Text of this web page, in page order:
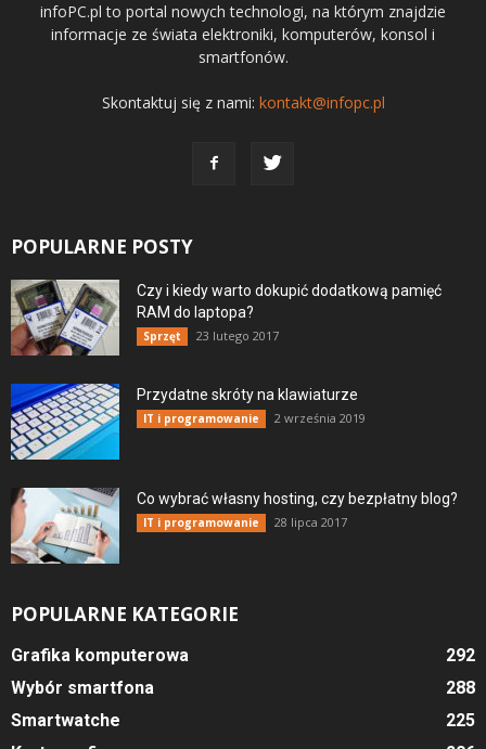
infoPC.pl to portal nowych technologi, na którym znajdzie
informacje ze świata elektroniki, komputerów, konsol i
smartfonów.
Skontaktuj się z nami: kontakt@infopc.pl
POPULARNE POSTY
Czy i kiedy warto dokupić dodatkową pamięć
RAM do laptopa?
Sprzęt 23 lutego 2017
Przydatne skróty na klawiaturze
IT i programowanie 2 września 2019
Co wybrać własny hosting, czy bezpłatny blog?
IT i programowanie 28 lipca 2017
POPULARNE KATEGORIE
Grafika komputerowa
292
Wybór smartfona
288
Smartwatche
225